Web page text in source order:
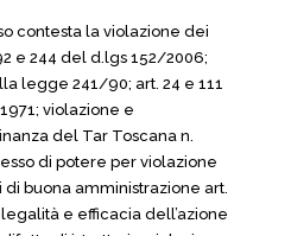
contesta la violazione dei
e 244 del d.lgs 152/2006;
legge 241/90; art. 24 e 111
violazione e
del Tar Toscana n.
di potere per violazione
buona amministrazione art.
e efficacia dell’azione